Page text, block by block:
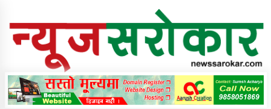
Online News Portal